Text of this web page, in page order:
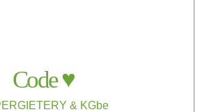
Code ♥
& KGbe